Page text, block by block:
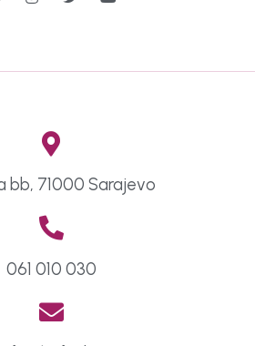
bb, 71000 Sarajevo
061 010 030